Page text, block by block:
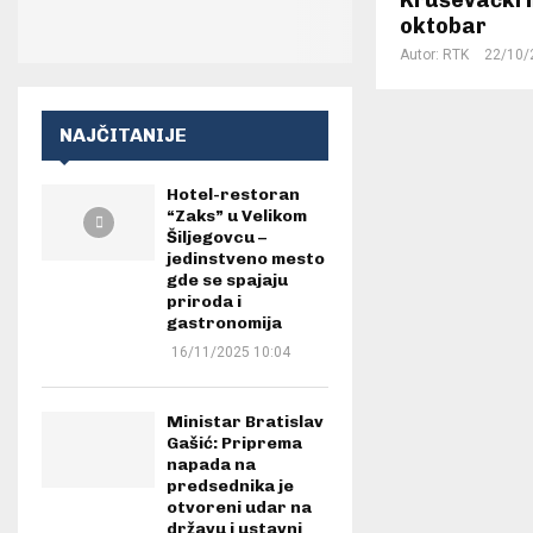
oktobar
Autor: RTK 22/10/
NAJČITANIJE
Hotel-restoran
“Zaks” u Velikom
Šiljegovcu –
jedinstveno mesto
gde se spajaju
priroda i
gastronomija
16/11/2025 10:04
Ministar Bratislav
Gašić: Priprema
napada na
predsednika je
otvoreni udar na